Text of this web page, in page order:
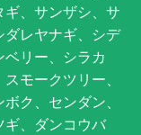
、サンザシ、サ
レヤナギ、シデ
リー、シラカ
モークツリー、
ク、センダン、
ギ、ダンコウバ